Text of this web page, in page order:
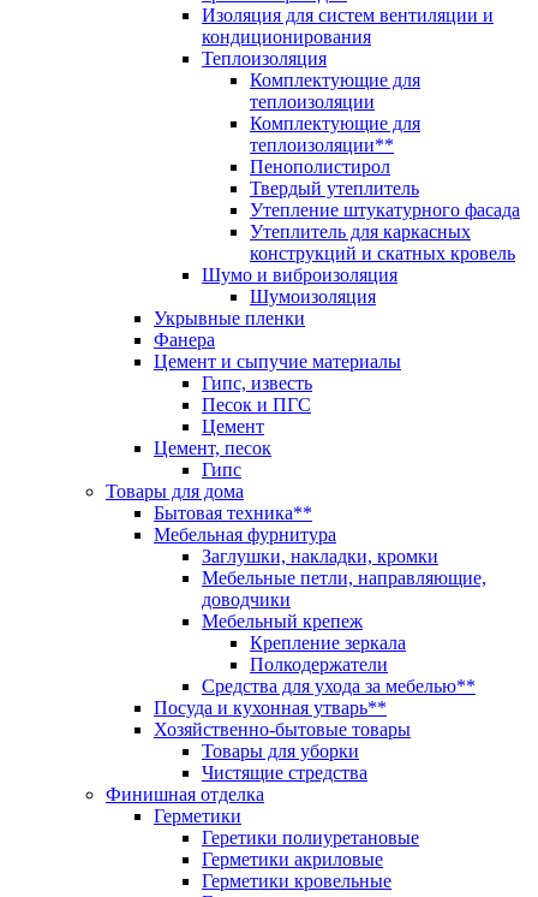
Изоляция для систем вентиляции и
кондиционирования
Теплоизоляция
Комплектующие для
теплоизоляции
Комплектующие для
теплоизоляции**
Пенополистирол
Твердый утеплитель
Утепление штукатурного фасада
Утеплитель для каркасных
конструкций и скатных кровель
Шумо и виброизоляция
Шумоизоляция
Укрывные пленки
Фанера
Цемент и сыпучие материалы
Гипс, известь
Песок и ПГС
Цемент
Цемент, песок
Гипс
Товары для дома
Бытовая техника**
Мебельная фурнитура
Заглушки, накладки, кромки
Мебельные петли, направляющие,
доводчики
Мебельный крепеж
Крепление зеркала
Полкодержатели
Средства для ухода за мебелью**
Посуда и кухонная утварь**
Хозяйственно-бытовые товары
Товары для уборки
Чистящие стредства
Финишная отделка
Герметики
Геретики полиуретановые
Герметики акриловые
Герметики кровельные